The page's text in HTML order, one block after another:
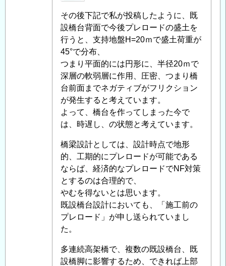
稿
者
に
よ
る
「Re:
既
設
橋
梁
支
持
杭
の
ネ
ガ
テ
ィ
フ
リ
その後下記で私が投稿したように、既
設橋台背面で今後プレロードの盛土を
行うと、支持地盤H=20ｍで盛土荷重が
45°で分布、
つまり平面的には円形に、半径20ｍで
深層の軟弱層に作用、圧密、つまり橋
台前面までネガティブがフリクション
が発生すると考えています。
よって、橋台を作ってしまった今で
は、時遅し、の状態と考えています。
橋梁設計としては、設計時点で地形
的、工期的にプレロードが可能である
ならば、経済的なプレロードでNF対策
とするのは合理的で、
やむを得ないとは思います。
既設橋台設計においても、「施工前の
プレロード」が申し送られていまし
た。
多連続高架橋で、複数の既設橋台、既
設橋脚に影響するため、できれば上部